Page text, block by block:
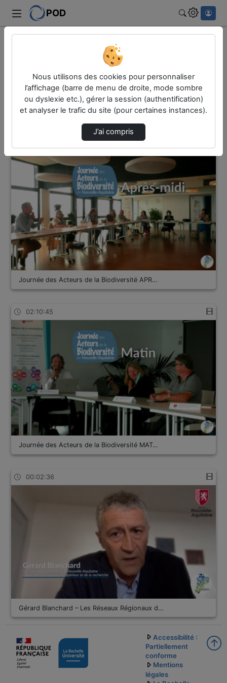
POD
3 vidéos trouvées
Audio Vidéo
Direction de tri
02:41:40
Journée des Acteurs de la Biodiversité APR…
02:10:45
Journée des Acteurs de la Biodiversité MAT…
00:02:36
Gérard Blanchard – Les Réseaux Régionaux d…
Accessibilité :
Partiellement
conforme
Mentions
légales
Nous utilisons des cookies pour personnaliser
l’affichage (barre de menu de droite, mode sombre
ou dyslexie etc.), gérer la session (authentification)
et analyser le trafic du site (pour certaines instances).
J’ai compris